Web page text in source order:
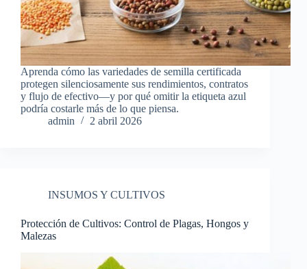
Aprenda cómo las variedades de semilla certificada
protegen silenciosamente sus rendimientos, contratos
y flujo de efectivo—y por qué omitir la etiqueta azul
podría costarle más de lo que piensa.
admin
2 abril 2026
INSUMOS Y CULTIVOS
Protección de Cultivos: Control de Plagas, Hongos y
Malezas